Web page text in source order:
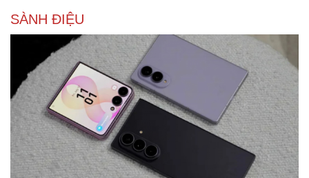
SÀNH ĐIỆU